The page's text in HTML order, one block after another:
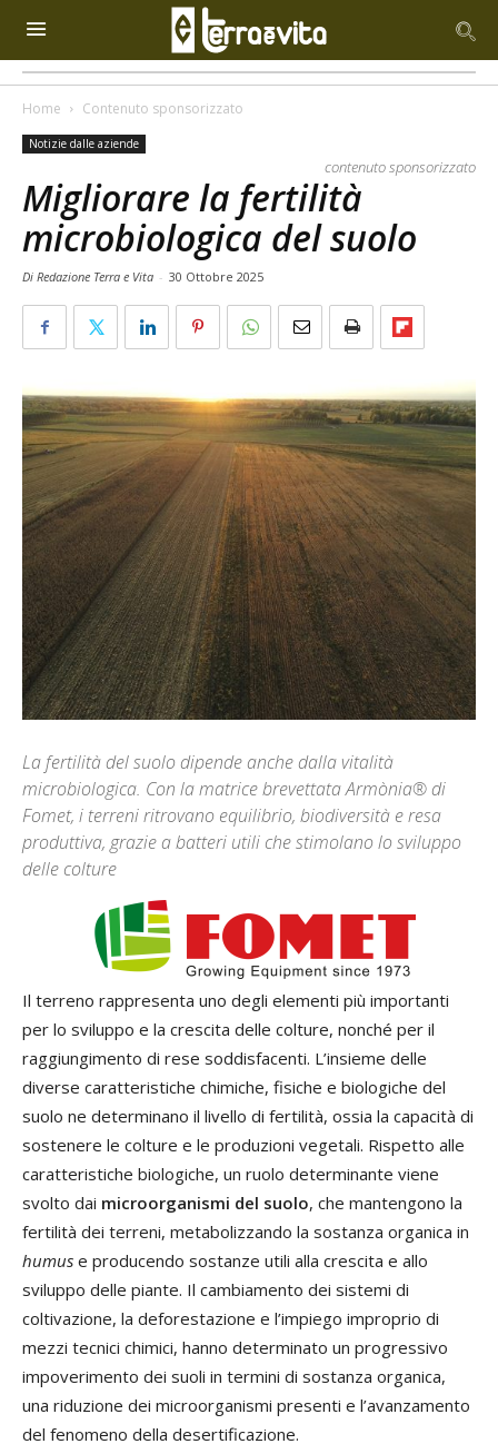
Home Contenuto sponsorizzato
Notizie dalle aziende
contenuto sponsorizzato
Migliorare la fertilità
microbiologica del suolo
Di Redazione Terra e Vita - 30 Ottobre 2025
La fertilità del suolo dipende anche dalla vitalità
microbiologica. Con la matrice brevettata Armònia® di
Fomet, i terreni ritrovano equilibrio, biodiversità e resa
produttiva, grazie a batteri utili che stimolano lo sviluppo
delle colture
Il terreno rappresenta uno degli elementi più importanti
per lo sviluppo e la crescita delle colture, nonché per il
raggiungimento di rese soddisfacenti. L’insieme delle
diverse caratteristiche chimiche, fisiche e biologiche del
suolo ne determinano il livello di fertilità, ossia la capacità di
sostenere le colture e le produzioni vegetali. Rispetto alle
caratteristiche biologiche, un ruolo determinante viene
svolto dai microorganismi del suolo, che mantengono la
fertilità dei terreni, metabolizzando la sostanza organica in
humus e producendo sostanze utili alla crescita e allo
sviluppo delle piante. Il cambiamento dei sistemi di
coltivazione, la deforestazione e l’impiego improprio di
mezzi tecnici chimici, hanno determinato un progressivo
impoverimento dei suoli in termini di sostanza organica,
una riduzione dei microorganismi presenti e l’avanzamento
del fenomeno della desertificazione.